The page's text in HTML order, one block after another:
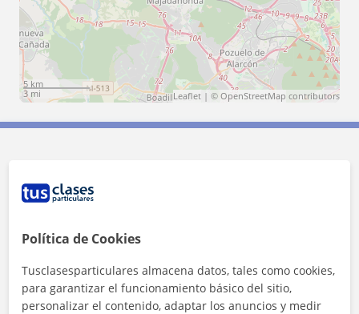
5 km
3 mi
Leaflet | © OpenStreetMap contributors
Política de Cookies
Tusclasesparticulares almacena datos, tales como cookies,
para garantizar el funcionamiento básico del sitio,
personalizar el contenido, adaptar los anuncios y medir